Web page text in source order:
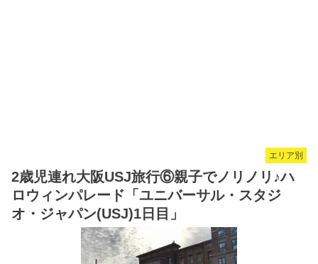
エリア別
2歳児連れ大阪USJ旅行⑥親子でノリノリ♪ハ
ロウィンパレード「ユニバーサル・スタジ
オ・ジャパン(USJ)1日目」